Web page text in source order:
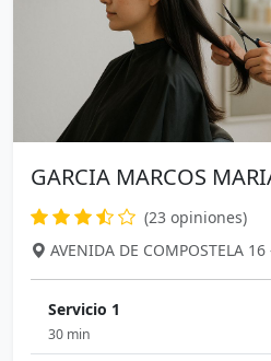
GARCIA MARCOS
(23 opiniones)
AVENIDA DE COMPOSTELA
Servicio 1
30 min